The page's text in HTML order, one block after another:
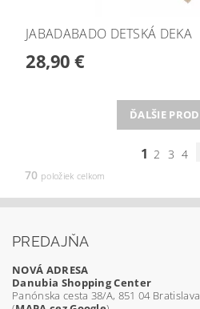
JABADABADO DETSKÁ DEKA
28,90 €
ĎALŠIE
1 2 3 4
70 položiek celkom
PREDAJŇA
NOVÁ ADRESA
Danubia Shopping Center
Panónska cesta 38/A, 851 04